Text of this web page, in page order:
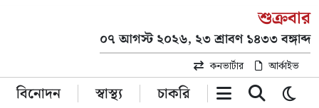
শুক্রবার
০৭ আগস্ট ২০২৬, ২৩ শ্রাবণ ১৪৩৩ বঙ্গাব্দ
কনভার্টার আর্কাইভ
বিনোদন স্বাস্থ্য চাকরি